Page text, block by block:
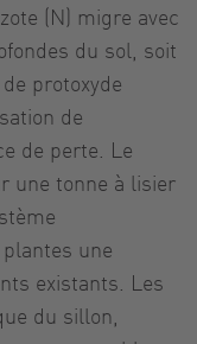
(N) migre avec
du sol, soit
protoxyde
de
de perte. Le
une tonne à lisier
une
existants. Les
du sillon,